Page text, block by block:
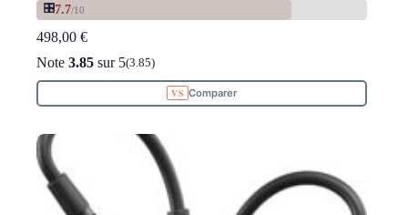
🎛️7.7/10
498,00 €
Note 3.85 sur 5(3.85)
Comparer